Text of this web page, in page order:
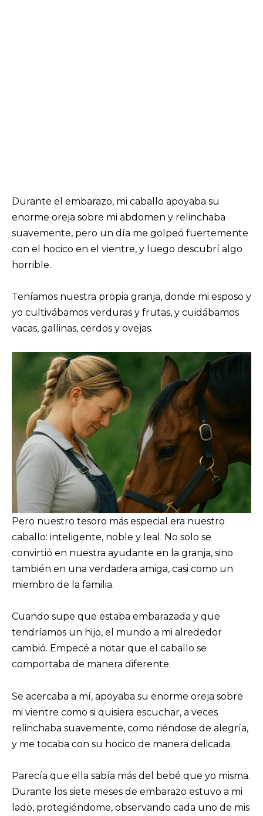
Durante el embarazo, mi caballo apoyaba su
enorme oreja sobre mi abdomen y relinchaba
suavemente, pero un día me golpeó fuertemente
con el hocico en el vientre, y luego descubrí algo
horrible.
Teníamos nuestra propia granja, donde mi esposo y
yo cultivábamos verduras y frutas, y cuidábamos
vacas, gallinas, cerdos y ovejas.
Pero nuestro tesoro más especial era nuestro
caballo: inteligente, noble y leal. No solo se
convirtió en nuestra ayudante en la granja, sino
también en una verdadera amiga, casi como un
miembro de la familia.
Cuando supe que estaba embarazada y que
tendríamos un hijo, el mundo a mi alrededor
cambió. Empecé a notar que el caballo se
comportaba de manera diferente.
Se acercaba a mí, apoyaba su enorme oreja sobre
mi vientre como si quisiera escuchar, a veces
relinchaba suavemente, como riéndose de alegría,
y me tocaba con su hocico de manera delicada.
Parecía que ella sabía más del bebé que yo misma.
Durante los siete meses de embarazo estuvo a mi
lado, protegiéndome, observando cada uno de mis